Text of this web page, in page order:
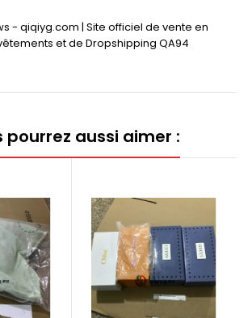
- qiqiyg.com | Site officiel de vente en
et de Dropshipping QA94
pourrez aussi aimer :